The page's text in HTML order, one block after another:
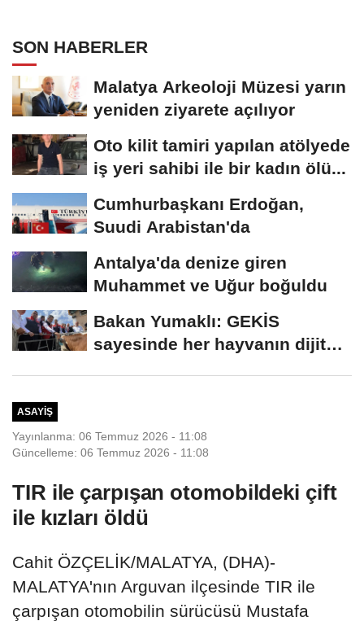
SON HABERLER
Malatya Arkeoloji Müzesi yarın
yeniden ziyarete açılıyor
Oto kilit tamiri yapılan atölyede
iş yeri sahibi ile bir kadın ölü...
Cumhurbaşkanı Erdoğan,
Suudi Arabistan'da
Antalya'da denize giren
Muhammet ve Uğur boğuldu
Bakan Yumaklı: GEKİS
sayesinde her hayvanın dijital
ASAYIŞ
Yayınlanma: 06 Temmuz 2026 - 11:08
Güncelleme: 06 Temmuz 2026 - 11:08
TIR ile çarpışan otomobildeki çift
ile kızları öldü
Cahit ÖZÇELİK/MALATYA, (DHA)-
MALATYA'nın Arguvan ilçesinde TIR ile
çarpışan otomobilin sürücüsü Mustafa